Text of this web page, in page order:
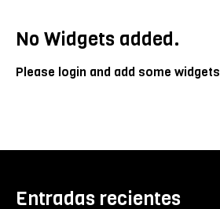
No Widgets added.
Please login and add some
Entradas recientes